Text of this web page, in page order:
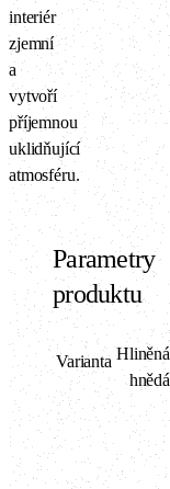
interiér
zjemní
a
vytvoří
příjemnou
uklidňující
atmosféru.
Parametry
produktu
Varianta Hliněná
hnědá